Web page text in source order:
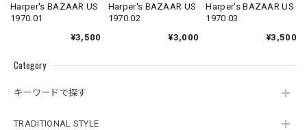
Category
キーワードで探す
TRADITIONAL STYLE
Harper's BAZAAR US
1970.01
¥3,500
Harper's BAZAAR US
1970.02
¥3,000
Harper's BAZAAR US
1970.03
¥3,500